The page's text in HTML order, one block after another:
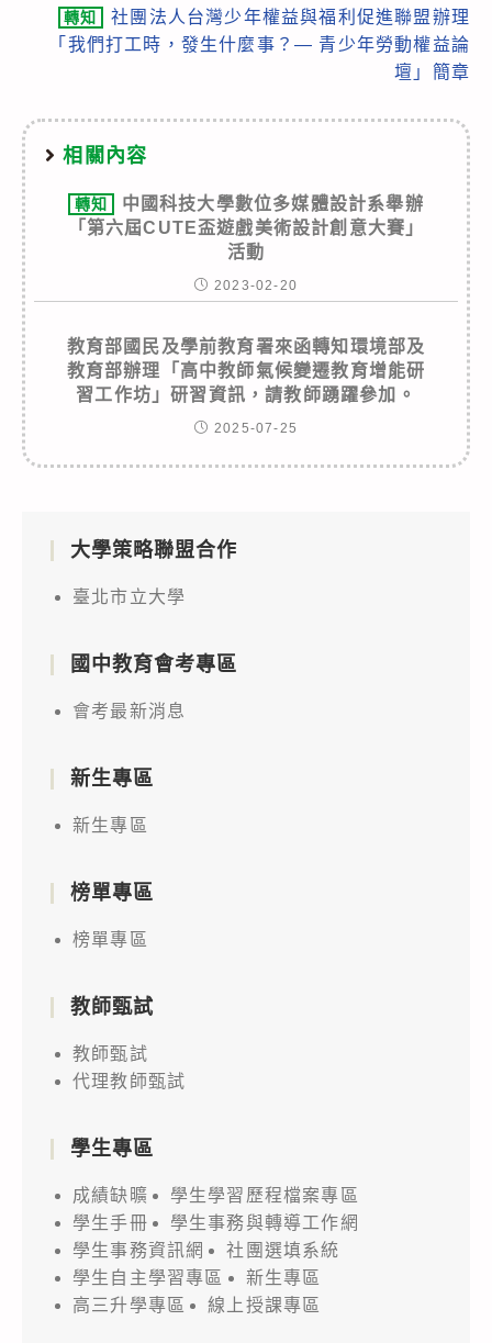
轉知
社團法人台灣少年權益與福利促進聯盟辦理
「我們打工時，發生什麼事？— 青少年勞動權益論
壇」簡章
相關內容
轉知
中國科技大學數位多媒體設計系舉辦
「第六屆CUTE盃遊戲美術設計創意大賽」
活動
2023-02-20
教育部國民及學前教育署來函轉知環境部及
教育部辦理「高中教師氣候變遷教育增能研
習工作坊」研習資訊，請教師踴躍參加。
2025-07-25
大學策略聯盟合作
臺北市立大學
國中教育會考專區
會考最新消息
新生專區
新生專區
榜單專區
榜單專區
教師甄試
教師甄試
代理教師甄試
學生專區
成績缺曠
學生學習歷程檔案專區
學生手冊
學生事務與轉導工作網
學生事務資訊網
社團選填系統
學生自主學習專區
新生專區
高三升學專區
線上授課專區